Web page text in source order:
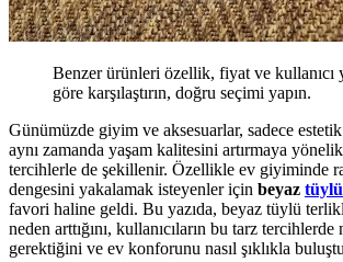
Benzer ürünleri özellik, fiyat ve kullanıcı
göre karşılaştırın, doğru seçimi yapın.
Günümüzde giyim ve aksesuarlar, sadece
aynı zamanda yaşam kalitesini artırmaya
tercihlerle de şekillenir. Özellikle ev giyiminde
dengesini yakalamak isteyenler için beyaz tüylü
favori haline geldi. Bu yazıda, beyaz tüylü
neden arttığını, kullanıcıların bu tarz
gerektiğini ve ev konforunu nasıl şıklıkla